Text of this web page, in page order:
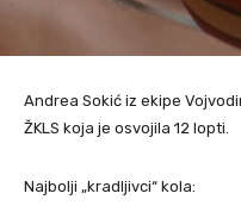
Andrea Sokić iz ekipe
ŽKLS koja je osvojila 12 lopti.
Najbolji „kradljivci“ kola: